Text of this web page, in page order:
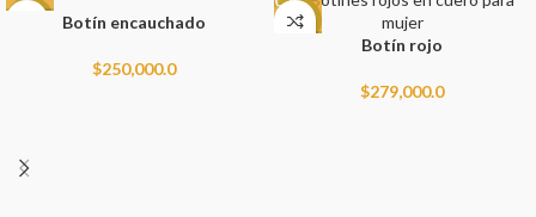
Botín encauchado
$250,000.0
NEW
Botín rojo
$279,000.0